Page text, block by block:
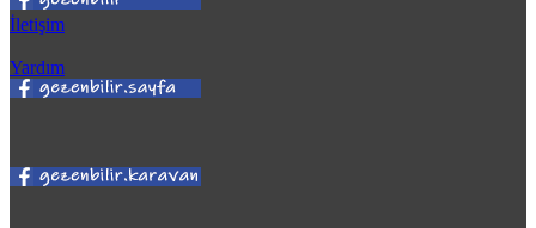
İletişim
Yardım